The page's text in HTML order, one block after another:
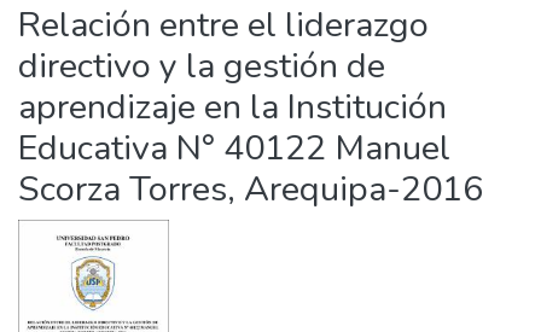
Statistics
Relación entre el liderazgo
directivo y la gestión de
aprendizaje en la Institución
Educativa N° 40122 Manuel
Scorza Torres, Arequipa-2016